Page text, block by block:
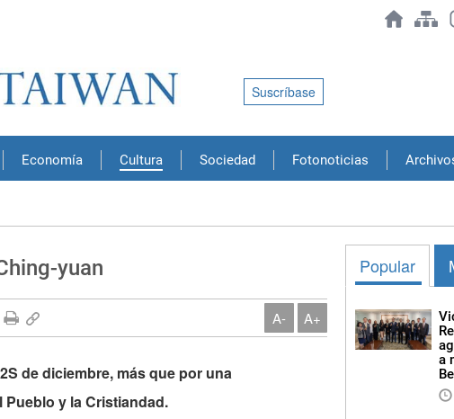
Economía Cultura Sociedad Fotonoticias
Suscríbase
yuan
A- A+
de diciembre, más que por una
y la Cristiandad.
Popular
a